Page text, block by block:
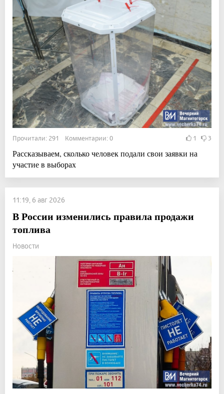
Прочитали: 291 Комментарии: 0 1 3
Рассказываем, сколько человек подали свои заявки на
участие в выборах
11:19, 6 авг 2026
В России изменились правила продажи
топлива
Новости